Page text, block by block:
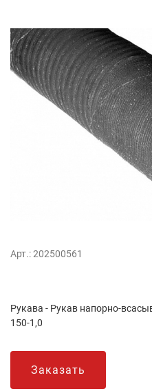
Арт.: 202500561
Рукава - Рукав напорно-
150-1,0
Заказать